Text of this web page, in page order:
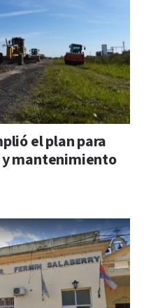
el plan para
y mantenimiento